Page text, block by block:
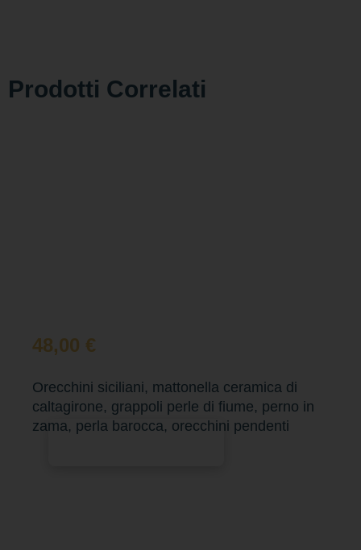
Prodotti Correlati
48,00 €
Orecchini siciliani, mattonella ceramica di
caltagirone, grappoli perle di fiume, perno in
zama, perla barocca, orecchini pendenti